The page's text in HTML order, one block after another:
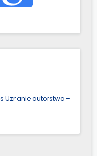
Uznanie autorstwa –